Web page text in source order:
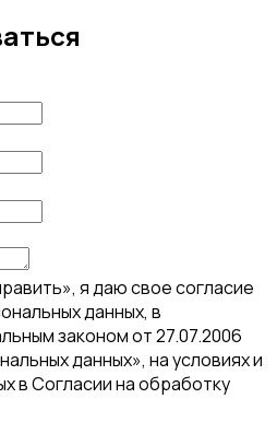
я даю свое согласие
данных, в
законом от 27.07.2006
данных», на условиях и
в Согласии на обработку